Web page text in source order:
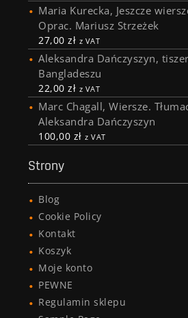
Maria Kurecka, Jeszcze
Oprac. Mariusz Strzeżek
27,00zł z VAT
Aleksandra Dańczyszyn,
Bangladeszu
22,00zł z VAT
Marc Chagall, Wiersze.
Aleksandra Dańczyszyn
100,00 zł z VAT
Strony
Blog
Cookie Policy
Kontakt
Koszyk
Moje konto
PEWNE
Regulamin sklepu